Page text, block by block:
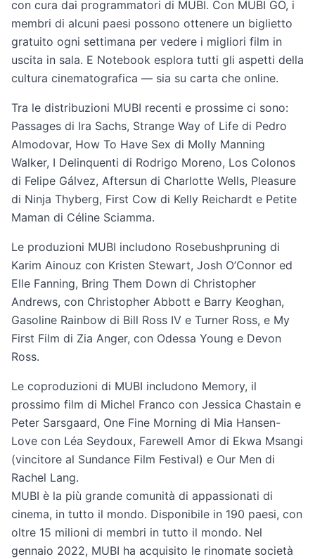
con cura dai programmatori di MUBI. Con MUBI GO, i
membri di alcuni paesi possono ottenere un biglietto
gratuito ogni settimana per vedere i migliori film in
uscita in sala. E Notebook esplora tutti gli aspetti della
cultura cinematografica — sia su carta che online.
Tra le distribuzioni MUBI recenti e prossime ci sono:
Passages di Ira Sachs, Strange Way of Life di Pedro
Almodovar, How To Have Sex di Molly Manning
Walker, I Delinquenti di Rodrigo Moreno, Los Colonos
di Felipe Gálvez, Aftersun di Charlotte Wells, Pleasure
di Ninja Thyberg, First Cow di Kelly Reichardt e Petite
Maman di Céline Sciamma.
Le produzioni MUBI includono Rosebushpruning di
Karim Ainouz con Kristen Stewart, Josh O’Connor ed
Elle Fanning, Bring Them Down di Christopher
Andrews, con Christopher Abbott e Barry Keoghan,
Gasoline Rainbow di Bill Ross IV e Turner Ross, e My
First Film di Zia Anger, con Odessa Young e Devon
Ross.
Le coproduzioni di MUBI includono Memory, il
prossimo film di Michel Franco con Jessica Chastain e
Peter Sarsgaard, One Fine Morning di Mia Hansen-
Love con Léa Seydoux, Farewell Amor di Ekwa Msangi
(vincitore al Sundance Film Festival) e Our Men di
Rachel Lang.
MUBI è la più grande comunità di appassionati di
cinema, in tutto il mondo. Disponibile in 190 paesi, con
oltre 15 milioni di membri in tutto il mondo. Nel
gennaio 2022, MUBI ha acquisito le rinomate società